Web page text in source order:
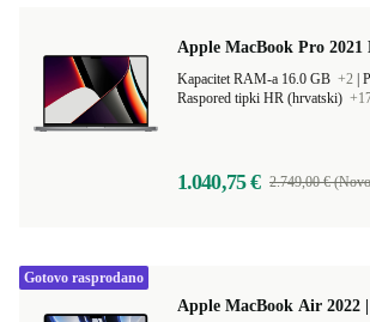
Apple MacBook Pro 2021
Kapacitet RAM-a 16.0 GB +2
Raspored tipki HR (hrvatski)
1.040,75 € 2.749,00 €
Apple MacBook Air 2022
Gotovo rasprodano